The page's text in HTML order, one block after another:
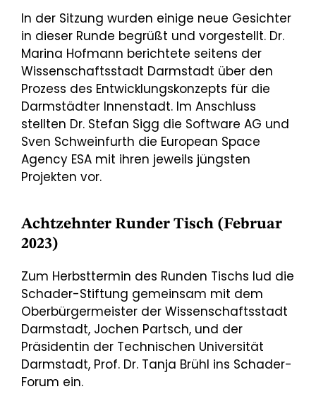
In der Sitzung wurden einige neue Gesichter
in dieser Runde begrüßt und vorgestellt. Dr.
Marina Hofmann berichtete seitens der
Wissenschaftsstadt Darmstadt über den
Prozess des Entwicklungskonzepts für die
Darmstädter Innenstadt. Im Anschluss
stellten Dr. Stefan Sigg die Software AG und
Sven Schweinfurth die European Space
Agency ESA mit ihren jeweils jüngsten
Projekten vor.
Achtzehnter Runder Tisch (Februar
2023)
Zum Herbsttermin des Runden Tischs lud die
Schader-Stiftung gemeinsam mit dem
Oberbürgermeister der Wissenschaftsstadt
Darmstadt, Jochen Partsch, und der
Präsidentin der Technischen Universität
Darmstadt, Prof. Dr. Tanja Brühl ins Schader-
Forum ein.